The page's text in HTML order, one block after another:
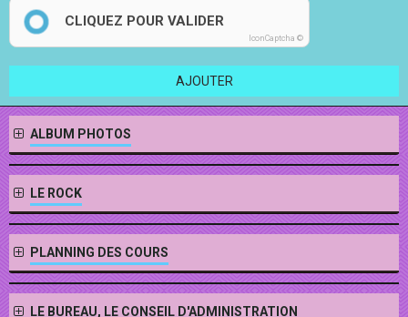
CLIQUEZ POUR VALIDER
IconCaptcha ©
AJOUTER
ALBUM PHOTOS
LE ROCK
PLANNING DES COURS
LE BUREAU, LE CONSEIL D'ADMINISTRATION